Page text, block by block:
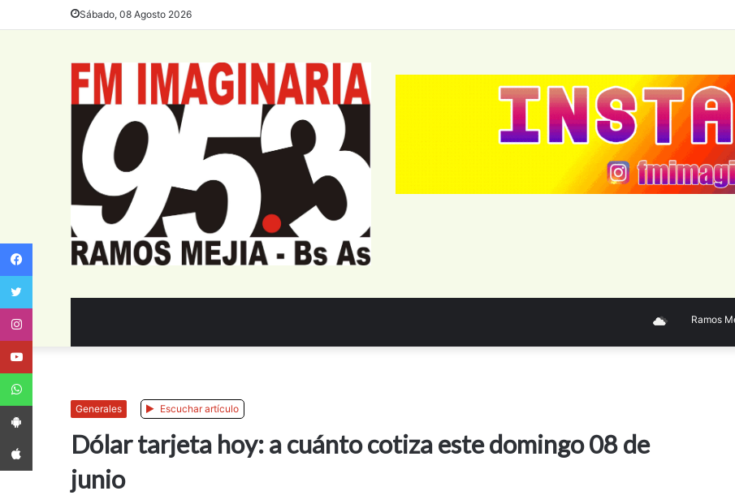
Sábado, 08 Agosto 2026
Ramos Mejía
Generales Escuchar artículo
Dólar tarjeta hoy: a cuánto cotiza este domingo 08 de
junio
Facebook
App Android